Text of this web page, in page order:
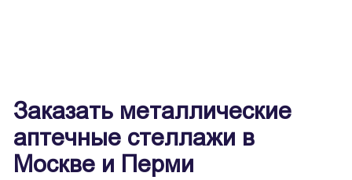
Заказать металлические
аптечные стеллажи в
Москве и Перми